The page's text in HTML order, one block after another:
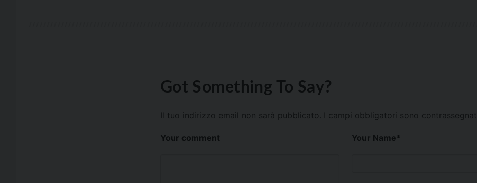
Got Something To Say?
Il tuo indirizzo email non sarà pubblicato. I campi obbligatori sono contrassegnati
Your comment Your Name*